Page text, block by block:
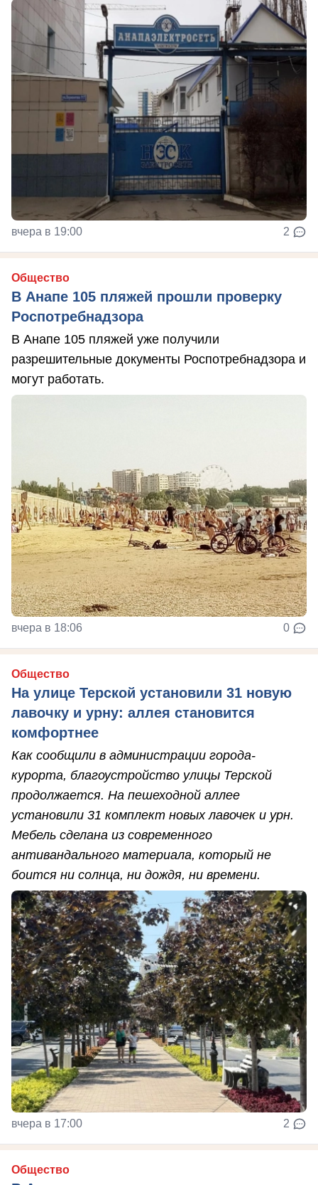
вчера в 19:00 2
Общество
В Анапе 105 пляжей прошли проверку
Роспотребнадзора
В Анапе 105 пляжей уже получили
разрешительные документы Роспотребнадзора и
могут работать.
вчера в 18:06 0
Общество
На улице Терской установили 31 новую
лавочку и урну: аллея становится
комфортнее
Как сообщили в администрации города-
курорта, благоустройство улицы Терской
продолжается. На пешеходной аллее
установили 31 комплект новых лавочек и урн.
Мебель сделана из современного
антивандального материала, который не
боится ни солнца, ни дождя, ни времени.
вчера в 17:00 2
Общество